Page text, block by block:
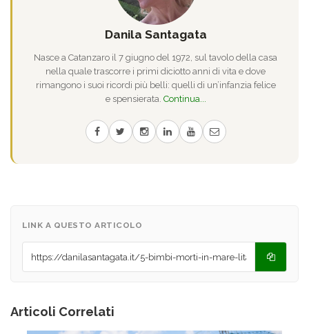
Danila Santagata
Nasce a Catanzaro il 7 giugno del 1972, sul tavolo della casa
nella quale trascorre i primi diciotto anni di vita e dove
rimangono i suoi ricordi più belli: quelli di un’infanzia felice
e spensierata. Continua...
LINK A QUESTO ARTICOLO
Articoli Correlati